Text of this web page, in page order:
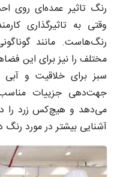
رنگ تاثیر عمده‌ای روی
وقتی به تاثیرگذاری
رنگ‌هاست. مانند
مختلف را نیز برای این
سبز برای خلاقیت و
جهت‌دهی جزییات
می‌دهد و هیچ‌کس زرد را
آشنایی بیشتر در مورد رنگ